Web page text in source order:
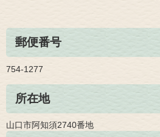
郵便番号
754-1277
所在地
山口市阿知須2740番地